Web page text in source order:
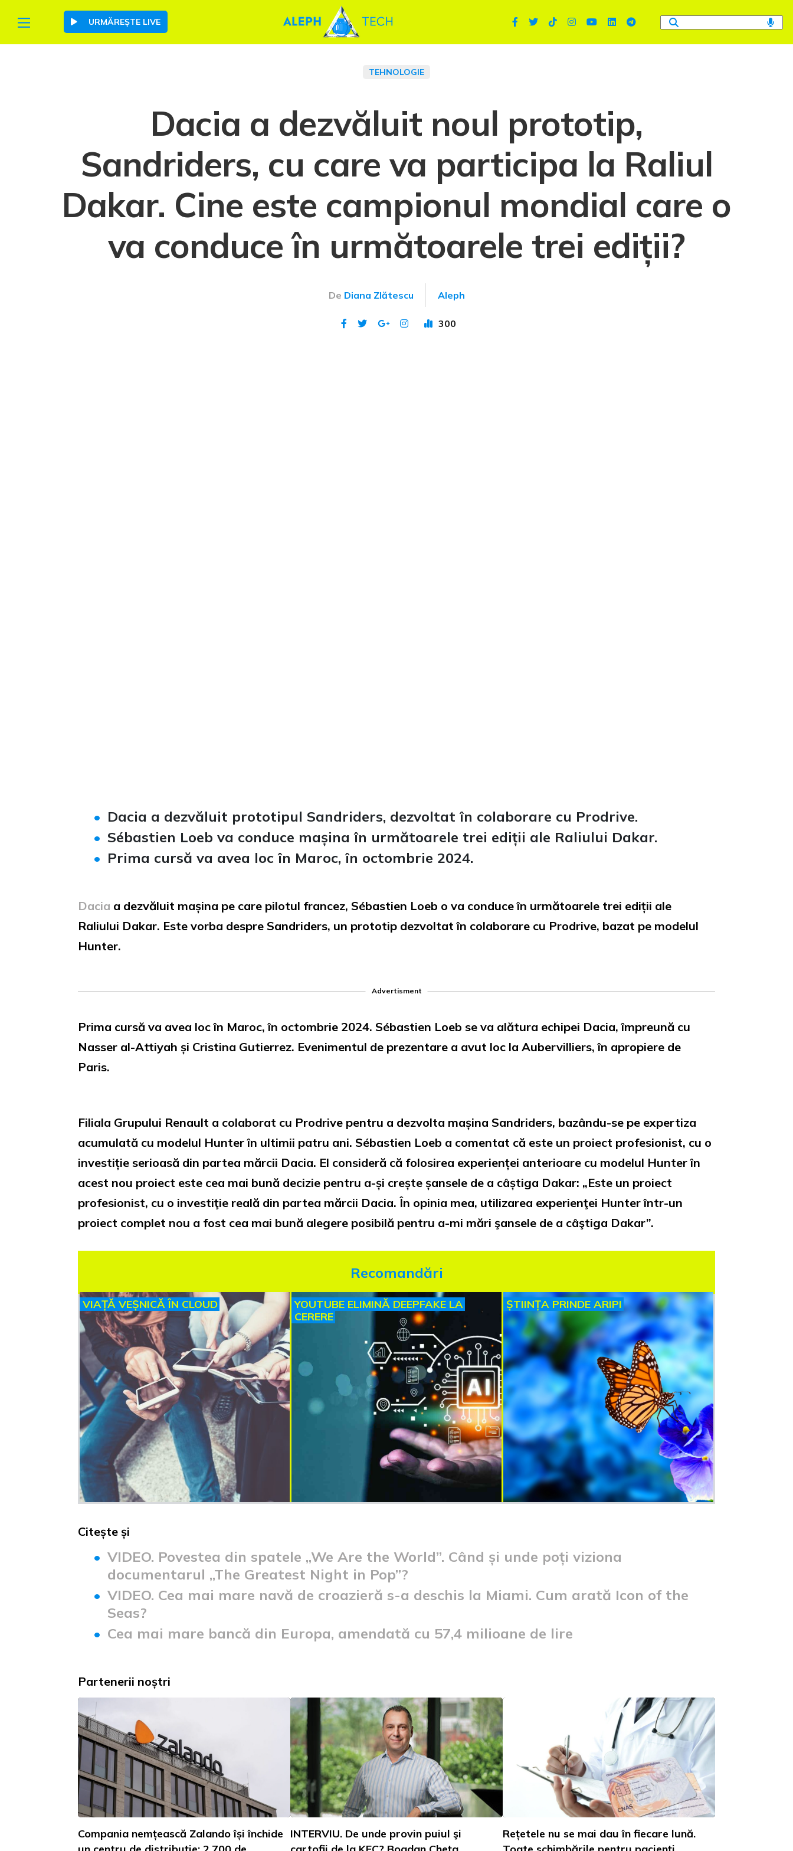
URMĂREȘTE LIVE
TEHNOLOGIE
Dacia a dezvăluit noul prototip,
Sandriders, cu care va participa la Raliul
Dakar. Cine este campionul mondial care o
va conduce în următoarele trei ediții?
De Diana Zlătescu Aleph
300
Dacia a dezvăluit prototipul Sandriders, dezvoltat în colaborare cu Prodrive.
Sébastien Loeb va conduce mașina în următoarele trei ediții ale Raliului Dakar.
Prima cursă va avea loc în Maroc, în octombrie 2024.
Dacia a dezvăluit mașina pe care pilotul francez, Sébastien Loeb o va conduce în următoarele trei ediții ale
Raliului Dakar. Este vorba despre Sandriders, un prototip dezvoltat în colaborare cu Prodrive, bazat pe modelul
Hunter.
Advertisment
Prima cursă va avea loc în Maroc, în octombrie 2024. Sébastien Loeb se va alătura echipei Dacia, împreună cu
Nasser al-Attiyah și Cristina Gutierrez. Evenimentul de prezentare a avut loc la Aubervilliers, în apropiere de
Paris.
Filiala Grupului Renault a colaborat cu Prodrive pentru a dezvolta mașina Sandriders, bazându-se pe expertiza
acumulată cu modelul Hunter în ultimii patru ani. Sébastien Loeb a comentat că este un proiect profesionist, cu o
investiție serioasă din partea mărcii Dacia. El consideră că folosirea experienței anterioare cu modelul Hunter în
acest nou proiect este cea mai bună decizie pentru a-și crește șansele de a câștiga Dakar: „Este un proiect
profesionist, cu o investiţie reală din partea mărcii Dacia. În opinia mea, utilizarea experienţei Hunter într-un
proiect complet nou a fost cea mai bună alegere posibilă pentru a-mi mări şansele de a câştiga Dakar”.
Recomandări
VIAȚĂ VEȘNICĂ ÎN CLOUD
YOUTUBE ELIMINĂ DEEPFAKE LA
CERERE
ȘTIINȚA PRINDE ARIPI
Citește și
VIDEO. Povestea din spatele „We Are the World”. Când și unde poți viziona
documentarul „The Greatest Night in Pop”?
VIDEO. Cea mai mare navă de croazieră s-a deschis la Miami. Cum arată Icon of the
Seas?
Cea mai mare bancă din Europa, amendată cu 57,4 milioane de lire
Partenerii noștri
Compania nemțească Zalando își închide
INTERVIU. De unde provin puiul şi
Rețetele nu se mai dau în fiecare lună.